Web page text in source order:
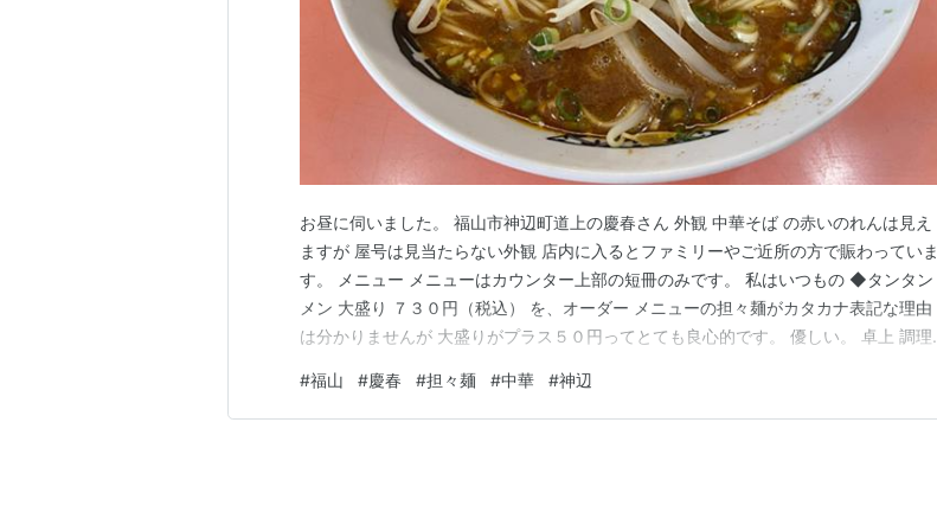
お昼に伺いました。 福山市神辺町道上の慶春さん 外観 中華そば の赤いのれんは見え
ますが 屋号は見当たらない外観 店内に入るとファミリーやご近所の方で賑わっていま
す。 メニュー メニューはカウンター上部の短冊のみです。 私はいつもの ◆タンタン
メン 大盛り ７３０円（税込） を、オーダー メニューの担々麺がカタカナ表記な理由
は分かりませんが 大盛りがプラス５０円ってとても良心的です。 優しい。 卓上 調理
然良いのです。 何故なら大好きな担々麺が食べれるから 他のお客さんは 豚骨ラーメン
や定食類など様々なオーダ…
#福山 #慶春 #担々麺 #中華 #神辺